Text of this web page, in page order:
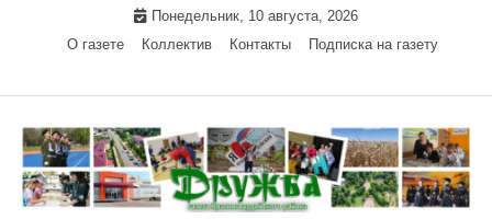
Понедельник, 10 августа, 2026
О газете
Коллектив Контакты Подписка на газету